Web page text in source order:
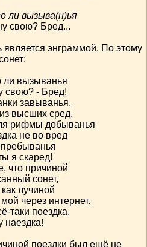
ли вызыва(н)ья
свою? Бред...
является энграммой. По этому
ли вызыванья
свою? - Бред!
завыванья,
высших сред.
рифмы добыванья
не во вред
я скаред!
что причиной
сонет,
лучиной
через интернет.
таки поездка,
наездка!
поездки был ещё не